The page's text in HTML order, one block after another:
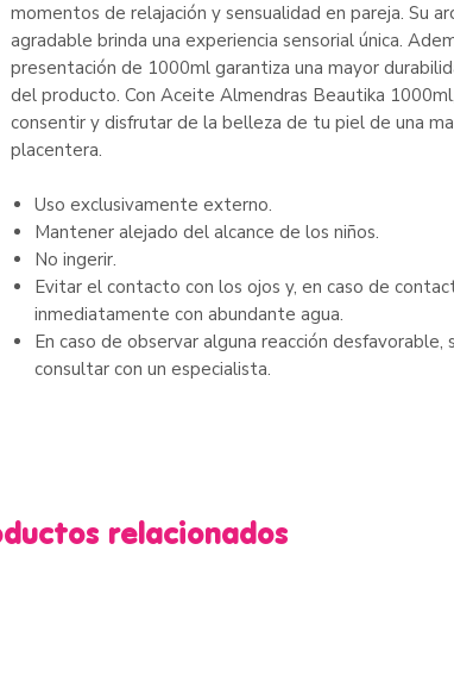
momentos de relajación y sensualidad en pareja. Su
agradable brinda una experiencia sensorial única.
presentación de 1000ml garantiza una mayor
del producto. Con Aceite Almendras Beautika
consentir y disfrutar de la belleza de tu piel de una
placentera.
Uso exclusivamente externo.
Mantener alejado del alcance de los niños.
No ingerir.
Evitar el contacto con los ojos y, en caso de
inmediatamente con abundante agua.
En caso de observar alguna reacción desfavorable,
consultar con un especialista.
relacionados